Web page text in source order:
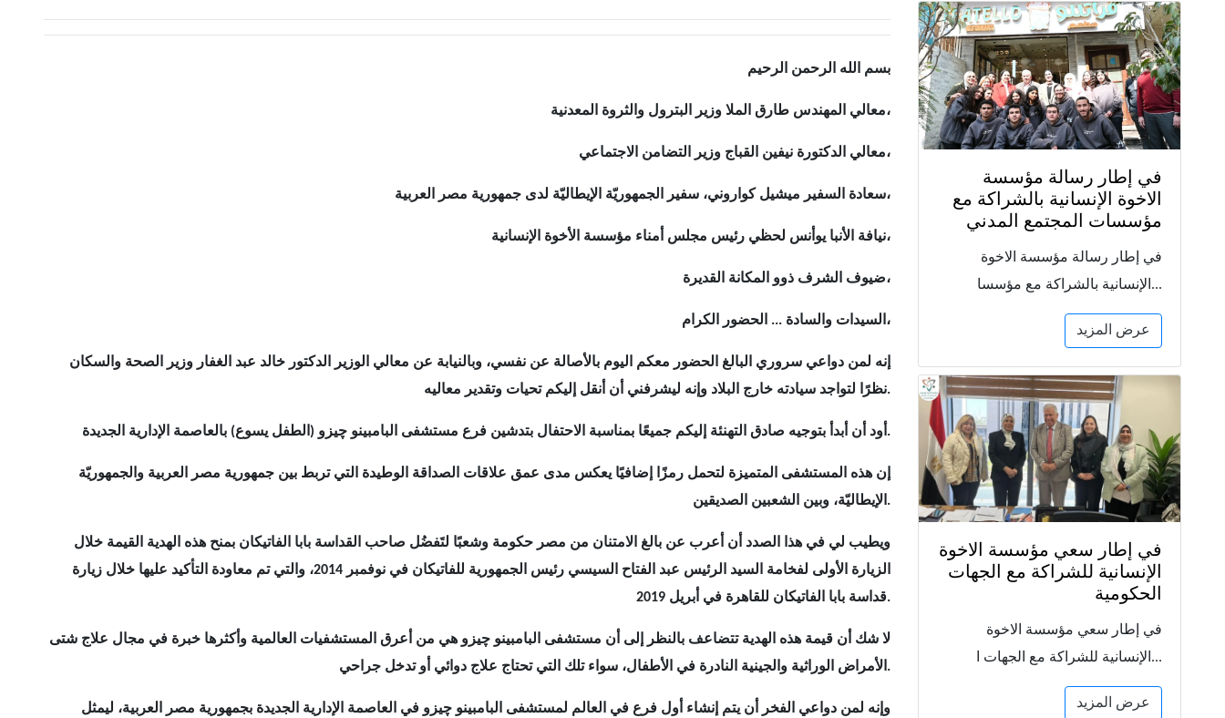
بسم الله الرحمن الرحيم
معالي المهندس طارق الملا وزير البترول والثروة المعدنية،
معالي الدكتورة نيفين القباج وزير التضامن الاجتماعي،
سعادة السفير ميشيل كواروني، سفير الجمهوريّة الإيطاليّة لدى جمهورية مصر العربية،
نيافة الأنبا يوأنس لحظي رئيس مجلس أمناء مؤسسة الأخوة الإنسانية،
ضيوف الشرف ذوو المكانة القديرة،
السيدات والسادة ... الحضور الكرام،
إنه لمن دواعي سروري البالغ الحضور معكم اليوم بالأصالة عن نفسي، وبالنيابة عن معالي الوزير الدكتور خالد عبد الغفار وزير الصحة والسكان
نظرًا لتواجد سيادته خارج البلاد وإنه ليشرفني أن أنقل إليكم تحيات وتقدير معاليه.
أود أن أبدأ بتوجيه صادق التهنئة إليكم جميعًا بمناسبة الاحتفال بتدشين فرع مستشفى البامبينو چيزو (الطفل يسوع) بالعاصمة الإدارية الجديدة.
إن هذه المستشفى المتميزة لتحمل رمزًا إضافيًا يعكس مدى عمق علاقات الصداقة الوطيدة التي تربط بين جمهورية مصر العربية والجمهوريّة
الإيطاليّة، وبين الشعبين الصديقين.
ويطيب لي في هذا الصدد أن أعرب عن بالغ الامتنان من مصر حكومة وشعبًا لتَفضُل صاحب القداسة بابا الفاتيكان بمنح هذه الهدية القيمة خلال
الزيارة الأولى لفخامة السيد الرئيس عبد الفتاح السيسي رئيس الجمهورية للفاتيكان في نوفمبر 2014، والتي تم معاودة التأكيد عليها خلال زيارة
قداسة بابا الفاتيكان للقاهرة في أبريل 2019.
لا شك أن قيمة هذه الهدية تتضاعف بالنظر إلى أن مستشفى البامبينو چيزو هي من أعرق المستشفيات العالمية وأكثرها خبرة في مجال علاج شتى
الأمراض الوراثية والجينية النادرة في الأطفال، سواء تلك التي تحتاج علاج دوائي أو تدخل جراحي.
وإنه لمن دواعي الفخر أن يتم إنشاء أول فرع في العالم لمستشفى البامبينو چيزو في العاصمة الإدارية الجديدة بجمهورية مصر العربية، ليمثل
في إطار رسالة مؤسسة
الاخوة الإنسانية بالشراكة مع
مؤسسات المجتمع المدني
في إطار رسالة مؤسسة الاخوة
الإنسانية بالشراكة مع مؤسسا...
عرض المزيد
في إطار سعي مؤسسة الاخوة
الإنسانية للشراكة مع الجهات
الحكومية
في إطار سعي مؤسسة الاخوة
الإنسانية للشراكة مع الجهات ا...
عرض المزيد